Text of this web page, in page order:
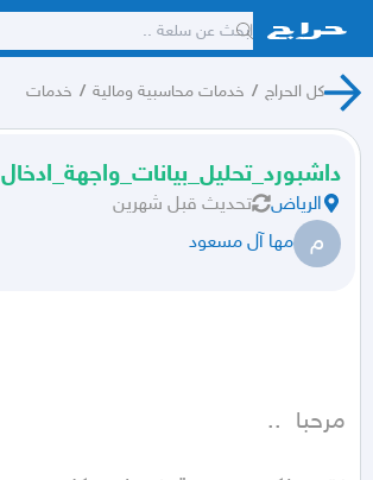
كل الحراج / خدمات محاسبية ومالية / خدمات
داشبورد_تحليل_بيانات_واجهة_ادخال
الرياض تحديث قبل شهرين
م مها آل مسعود